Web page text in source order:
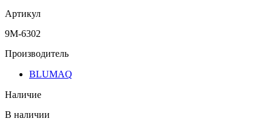
Артикул
9M-6302
Производитель
BLUMAQ
Наличие
В наличии